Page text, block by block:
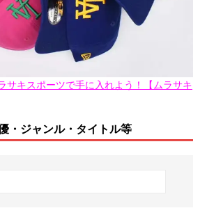
サキスポーツで手に入れよう！【ムラサキ
・ジャンル・タイトル等